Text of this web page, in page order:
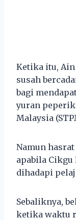
Ketika itu,
susah
bagi
yuran
Malaysia
Namun
apabila Cikgu
dihadapi
Sebaliknya,
ketika waktu